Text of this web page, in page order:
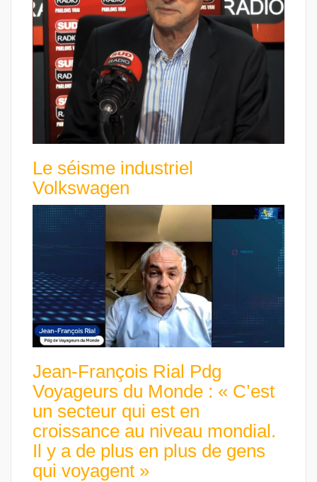
Le séisme industriel
Volkswagen
Jean-François Rial Pdg
Voyageurs du Monde : « C’est
un secteur qui est en
croissance au niveau mondial.
Il y a de plus en plus de gens
qui voyagent »